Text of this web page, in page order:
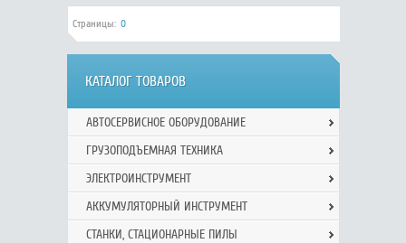
Страницы: 0
КАТАЛОГ ТОВАРОВ
АВТОСЕРВИСНОЕ ОБОРУДОВАНИЕ
ГРУЗОПОДЪЕМНАЯ ТЕХНИКА
ЭЛЕКТРОИНСТРУМЕНТ
АККУМУЛЯТОРНЫЙ ИНСТРУМЕНТ
СТАНКИ, СТАЦИОНАРНЫЕ ПИЛЫ